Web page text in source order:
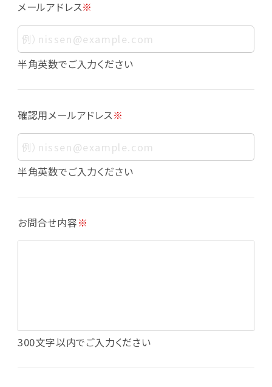
す。また、その情報のみでは識別できない場合で
も、他の情報と容易に照合することで、結果的に
お客様個人を識別できるものも個人情報に含ま
れます。
個人情報の利用目的について
下の通りであり、これらの目的達成の範囲を超
えてお客様の個人情報を利用することはありま
せん。
・会員登録者の個人認証
・会員ポイントプログラムの運営
・メールマガジンの配信
・本サービスに関する規約等の変更の通知
・投稿したクチコミ情報、写真の本サービスへの
・メールマガジン、お知らせ、広告等の配信
メールアドレス※
半角英数でご入力ください
確認用メールアドレス※
半角英数でご入力ください
お問合せ内容※
300文字以内でご入力ください